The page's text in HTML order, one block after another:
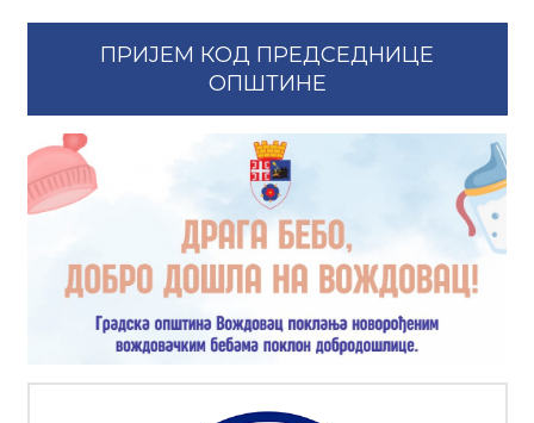
ПРИЈЕМ КОД ПРЕДСЕДНИЦЕ
ОПШТИНЕ